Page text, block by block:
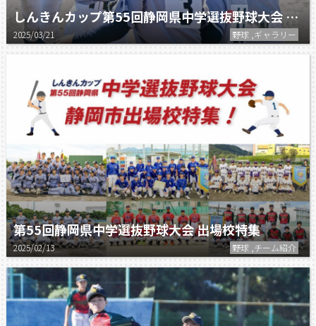
しんきんカップ第55回静岡県中学選抜野球大会 2回戦 葵ウエスト vs 岳陽
2025/03/21 野球 ,ギャラリー
第55回静岡県中学選抜野球大会 出場校特集
2025/02/13 野球 ,チーム紹介